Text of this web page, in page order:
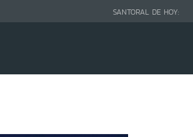
SANTORAL DE HOY: